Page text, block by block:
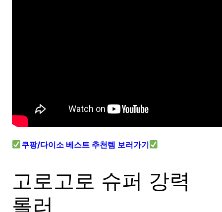
쿠팡/다이소 베스트 추천템 보러가기
고로고로 슈퍼 강력
롤러